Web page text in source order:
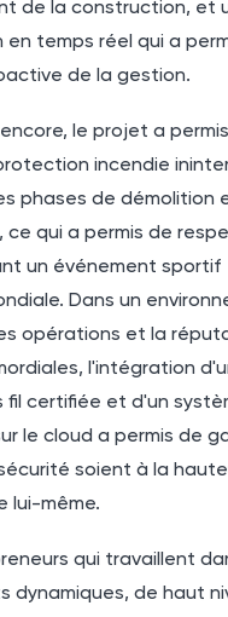
de la construction, et
en temps réel qui a
de la gestion.
le projet a
incendie
phases de démolition
qui a permis de
un événement sportif
Dans un
opérations et la
l'intégration
certifiée et d'un
le cloud a permis de
soient à la
lui-même.
qui travaillent
dynamiques, de haut